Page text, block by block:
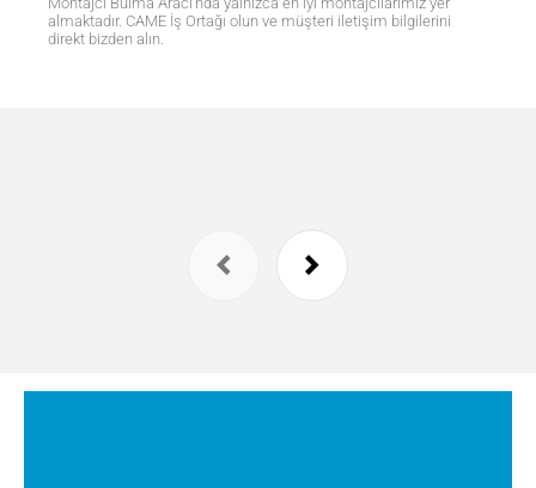
almaktadır. CAME İş Ortağı olun ve müşteri iletişim bilgilerini
direkt bizden alın.